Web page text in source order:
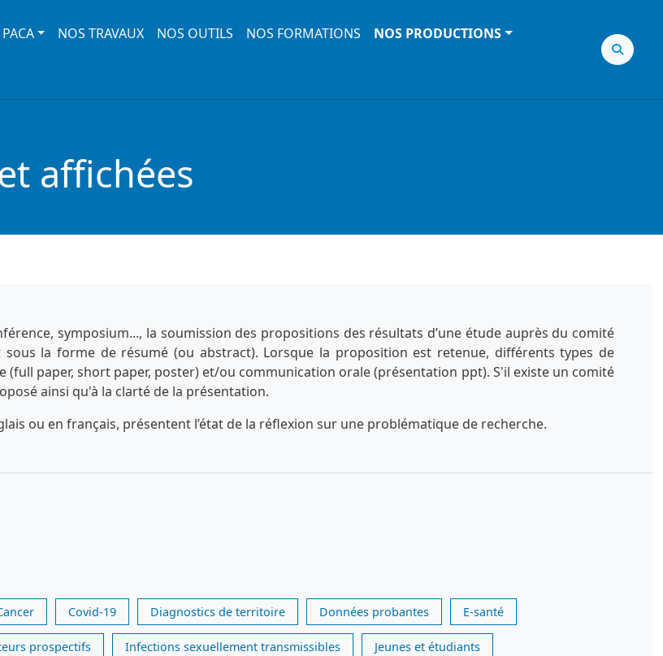
NOS TRAVAUX NOS OUTILS NOS FORMATIONS
NOS PRODUCTIONS
affichées
symposium..., la soumission des propositions des résultats d’une étude auprès du comité
la forme de résumé (ou abstract). Lorsque la proposition est retenue, différents types de
paper, short paper, poster) et/ou communication orale (présentation ppt). S'il existe un comité
ainsi qu'à la clarté de la présentation.
ou en français, présentent l’état de la réflexion sur une problématique de recherche.
Covid-19 Diagnostics de territoire Données probantes E-santé
prospectifs Infections sexuellement transmissibles Jeunes et étudiants